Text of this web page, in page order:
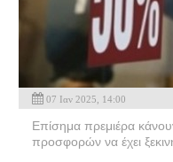
07 Ιαν 2025, 14:00
Επίσημα πρεμιέρα
προσφορών να έχει